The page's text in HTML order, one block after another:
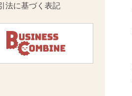
法に基づく表記